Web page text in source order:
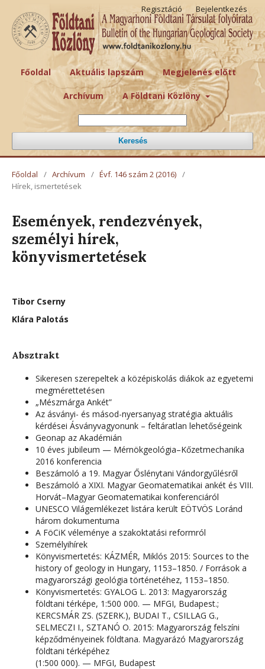
Főoldal Aktuális lapszám Megjelenés előtt
Archívum A Földtani Közlöny
Keresés
Regisztáció Bejelentkezés
Főoldal / Archívum / Évf. 146 szám 2 (2016) /
Hírek, ismertetések
Események, rendezvények,
személyi hírek,
könyvismertetések
Tibor Cserny
Klára Palotás
Absztrakt
Sikeresen szerepeltek a középiskolás diákok az egyetemi
megmérettetésen
„Mészmárga Ankét”
Az ásványi- és másod-nyersanyag stratégia aktuális
kérdései Ásványvagyonunk – feltáratlan lehetőségeink
Geonap az Akadémián
10 éves jubileum — Mérnökgeológia–Kőzetmechanika
2016 konferencia
Beszámoló a 19. Magyar Őslénytani Vándorgyűlésről
Beszámoló a XIXI. Magyar Geomatematikai ankét és VIII.
Horvát–Magyar Geomatematikai konferenciáról
UNESCO Világemlékezet listára került EÖTVÖS Loránd
három dokumentuma
A FöCiK véleménye a szakoktatási reformról
Személyihírek
Könyvismertetés: KÁZMÉR, Miklós 2015: Sources to the
history of geology in Hungary, 1153–1850. / Források a
magyarországi geológia történetéhez, 1153–1850.
Könyvismertetés: GYALOG L. 2013: Magyarország
földtani térképe, 1:500 000. — MFGI, Budapest.;
KERCSMÁR ZS. (SZERK.), BUDAI T., CSILLAG G.,
SELMECZI I., SZTANÓ O. 2015: Magyarország felszíni
képződményeinek földtana. Magyarázó Magyarország
földtani térképéhez
(1:500 000). — MFGI, Budapest